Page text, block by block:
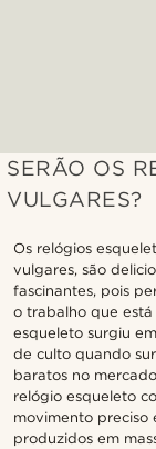
SERÃO OS
VULGARES?
Os relógios
vulgares, são
fascinantes, pois
o trabalho que
esqueleto surgiu
de culto quando
baratos no
relógio esqueleto
movimento preciso
produzidos em